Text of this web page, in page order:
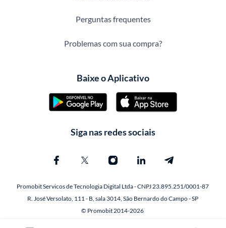
Perguntas frequentes
Problemas com sua compra?
Baixe o Aplicativo
Siga nas redes sociais
Promobit Servicos de Tecnologia Digital Ltda - CNPJ 23.895.251/0001-87
R. José Versolato, 111 - B, sala 3014, São Bernardo do Campo - SP
© Promobit 2014-2026